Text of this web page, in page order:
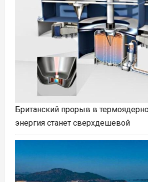
Британский прорыв в
энергия станет сверхдешевой